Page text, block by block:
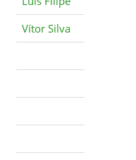
Vítor Silva